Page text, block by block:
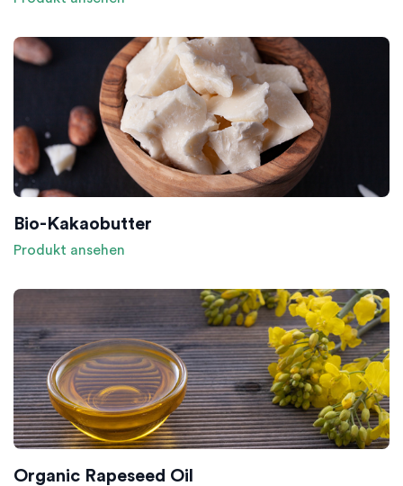
Bio-Kakaobutter
Produkt ansehen
Organic Rapeseed Oil